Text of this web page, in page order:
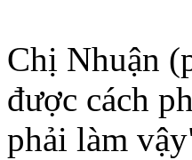
Chị Nhuận
được cách
phải làm